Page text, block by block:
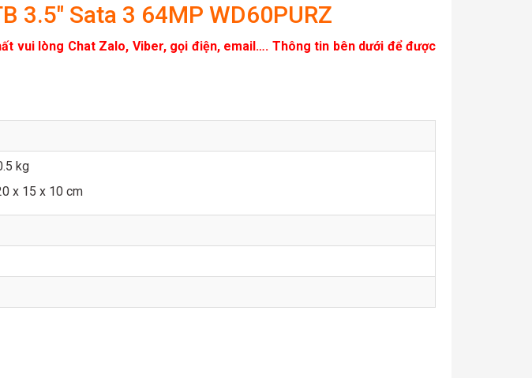
3.5″ Sata 3 64MP WD60PURZ
vui lòng Chat Zalo, Viber, gọi điện, email…. Thông tin bên dưới để được
kg
x 15 x 10 cm